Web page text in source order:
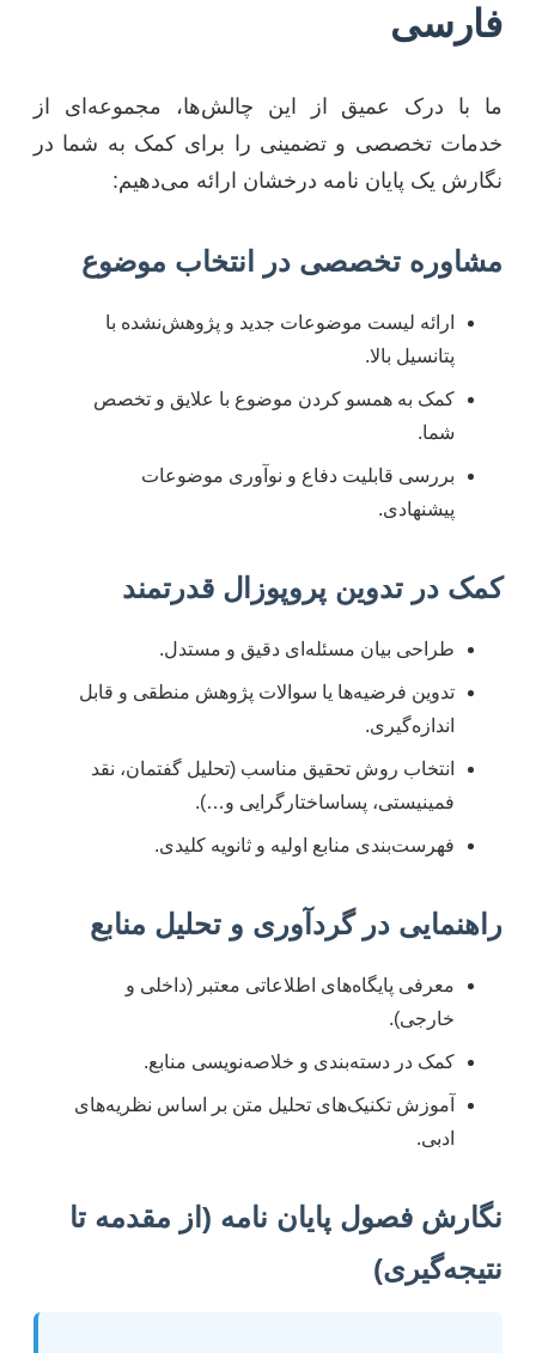
فارسی
ما با درک عمیق از این چالش‌ها، مجموعه‌ای از
خدمات تخصصی و تضمینی را برای کمک به شما در
نگارش یک پایان نامه درخشان ارائه می‌دهیم:
مشاوره تخصصی در انتخاب موضوع
ارائه لیست موضوعات جدید و پژوهش‌نشده با
پتانسیل بالا.
کمک به همسو کردن موضوع با علایق و تخصص
شما.
بررسی قابلیت دفاع و نوآوری موضوعات
پیشنهادی.
کمک در تدوین پروپوزال قدرتمند
طراحی بیان مسئله‌ای دقیق و مستدل.
تدوین فرضیه‌ها یا سوالات پژوهش منطقی و قابل
اندازه‌گیری.
انتخاب روش تحقیق مناسب (تحلیل گفتمان، نقد
فمینیستی، پساساختارگرایی و…).
فهرست‌بندی منابع اولیه و ثانویه کلیدی.
راهنمایی در گردآوری و تحلیل منابع
معرفی پایگاه‌های اطلاعاتی معتبر (داخلی و
خارجی).
کمک در دسته‌بندی و خلاصه‌نویسی منابع.
آموزش تکنیک‌های تحلیل متن بر اساس نظریه‌های
ادبی.
نگارش فصول پایان نامه (از مقدمه تا
نتیجه‌گیری)